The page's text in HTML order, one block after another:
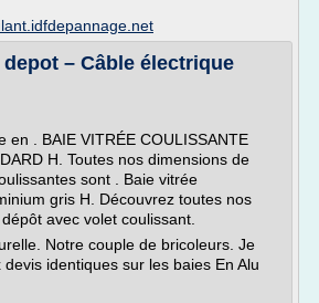
– Câble électrique
en . BAIE VITRÉE COULISSANTE
H. Toutes nos dimensions de
sont . Baie vitrée
gris H. Découvrez toutes nos
avec volet coulissant.
Notre couple de bricoleurs. Je
identiques sur les baies En Alu